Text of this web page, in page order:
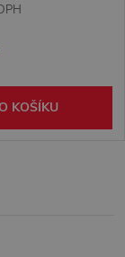
KOŠÍKU